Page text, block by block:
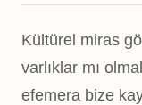
Kültürel miras
varlıklar mı
efemera bize